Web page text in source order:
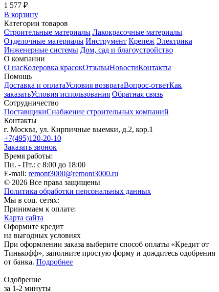
1 577 ₽
В корзину
Категории товаров
Строительные материалы Лакокрасочные материалы
Отделочные материалы Инструмент Крепеж Электрика
Инженерные системы Дом, сад и благоустройство
О компании
О насКолеровка красокОтзывыНовостиКонтакты
Помощь
Доставка и оплатаУсловия возвратаВопрос-ответКак
заказатьУсловия использования Обратная связь
Сотрудничество
ПоставщикиСнабжение строительных компаний
Контакты
г. Москва, ул. Кирпичные выемки, д.2, кор.1
+7(495)120-20-10
Заказать звонок
Время работы:
Пн. - Пт.: с 8:00 до 18:00
E-mail: remont3000@remont3000.ru
© 2026 Все права защищены
Политика обработки персональных данных
Мы в соц. сетях:
Принимаем к оплате:
Карта сайта
Оформите кредит
на выгодных условиях
При оформлении заказа выберите способ оплаты «Кредит от
Тинькофф», заполните простую форму и дождитесь одобрения
от банка. Подробнее
Одобрение
за 1-2 минуты